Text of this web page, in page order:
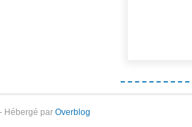
Hébergé par Overblog